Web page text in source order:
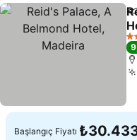
5
Başlangıç Fiyatı